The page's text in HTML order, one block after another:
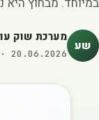
שע מערכת שוק
20.06.2026
·